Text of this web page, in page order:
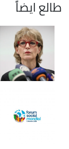
طالع ايضاً